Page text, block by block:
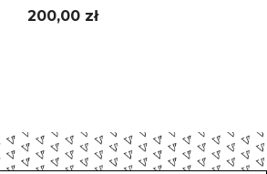
200,00 zł